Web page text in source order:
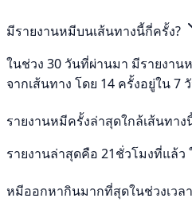
มีรายงานหมีบนเส้นทางนี้กี่ครั้ง?
ในช่วง 30 วันที่ผ่านมา มีรายงาน
จากเส้นทาง โดย 14 ครั้งอยู่ใน 7
รายงานหมีครั้งล่าสุดใกล้เส้นทา
รายงานล่าสุดคือ 21ชั่วโมงที่แล้ว
หมีออกหากินมากที่สุดในช่วงเวล